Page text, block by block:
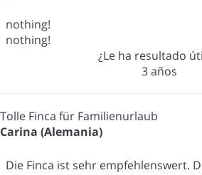
nothing!
nothing!
¿Le ha resultado
3 años
Tolle Finca für Familienurlaub
Carina (Alemania)
Die Finca ist sehr empfehlenswert.